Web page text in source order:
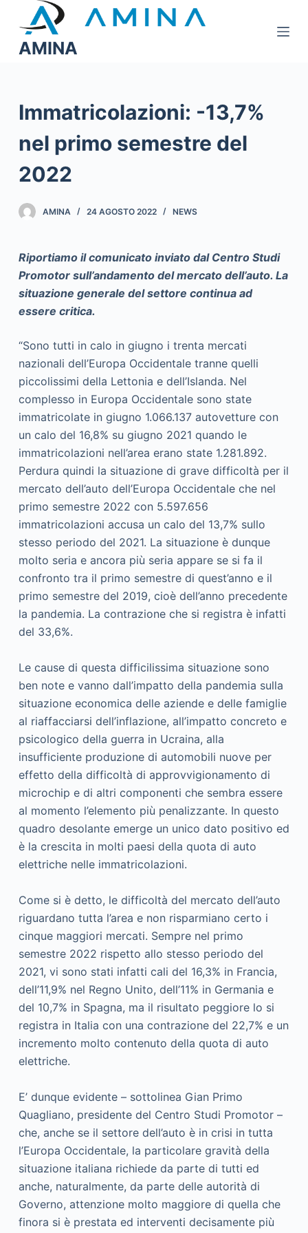
a
c
n
e
AMINA
Immatricolazioni: -13,7%
nel primo semestre del
2022
AMINA 24 AGOSTO 2022 NEWS
Riportiamo il comunicato inviato dal Centro Studi
Promotor sull’andamento del mercato dell’auto. La
situazione generale del settore continua ad
essere critica.
“Sono tutti in calo in giugno i trenta mercati
nazionali dell’Europa Occidentale tranne quelli
piccolissimi della Lettonia e dell’Islanda. Nel
complesso in Europa Occidentale sono state
immatricolate in giugno 1.066.137 autovetture con
un calo del 16,8% su giugno 2021 quando le
immatricolazioni nell’area erano state 1.281.892.
Perdura quindi la situazione di grave difficoltà per il
mercato dell’auto dell’Europa Occidentale che nel
primo semestre 2022 con 5.597.656
immatricolazioni accusa un calo del 13,7% sullo
stesso periodo del 2021. La situazione è dunque
molto seria e ancora più seria appare se si fa il
confronto tra il primo semestre di quest’anno e il
primo semestre del 2019, cioè dell’anno precedente
la pandemia. La contrazione che si registra è infatti
del 33,6%.
Le cause di questa difficilissima situazione sono
ben note e vanno dall’impatto della pandemia sulla
situazione economica delle aziende e delle famiglie
al riaffacciarsi dell’inflazione, all’impatto concreto e
psicologico della guerra in Ucraina, alla
insufficiente produzione di automobili nuove per
effetto della difficoltà di approvvigionamento di
microchip e di altri componenti che sembra essere
al momento l’elemento più penalizzante. In questo
quadro desolante emerge un unico dato positivo ed
è la crescita in molti paesi della quota di auto
elettriche nelle immatricolazioni.
Come si è detto, le difficoltà del mercato dell’auto
riguardano tutta l’area e non risparmiano certo i
cinque maggiori mercati. Sempre nel primo
semestre 2022 rispetto allo stesso periodo del
2021, vi sono stati infatti cali del 16,3% in Francia,
dell’11,9% nel Regno Unito, dell’11% in Germania e
del 10,7% in Spagna, ma il risultato peggiore lo si
registra in Italia con una contrazione del 22,7% e un
incremento molto contenuto della quota di auto
elettriche.
E’ dunque evidente – sottolinea Gian Primo
Quagliano, presidente del Centro Studi Promotor –
che, anche se il settore dell’auto è in crisi in tutta
l’Europa Occidentale, la particolare gravità della
situazione italiana richiede da parte di tutti ed
anche, naturalmente, da parte delle autorità di
Governo, attenzione molto maggiore di quella che
finora si è prestata ed interventi decisamente più